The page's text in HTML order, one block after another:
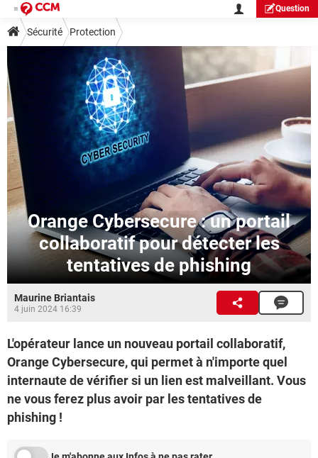
Question
Sécurité Protection
Orange Cybersecure : un portail
collaboratif pour détecter les
tentatives de phishing
Maurine Briantais
4 juin 2024 16:39
L'opérateur lance un nouveau portail collaboratif,
Orange Cybersecure, qui permet à n'importe quel
internaute de vérifier si un lien est malveillant. Vous
ne vous ferez plus avoir par les tentatives de
phishing !